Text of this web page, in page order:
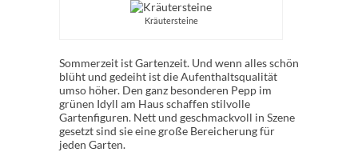
Kräutersteine
Sommerzeit ist Gartenzeit. Und wenn alles schön
blüht und gedeiht ist die Aufenthaltsqualität
umso höher. Den ganz besonderen Pepp im
grünen Idyll am Haus schaffen stilvolle
Gartenfiguren. Nett und geschmackvoll in Szene
gesetzt sind sie eine große Bereicherung für
jeden Garten.